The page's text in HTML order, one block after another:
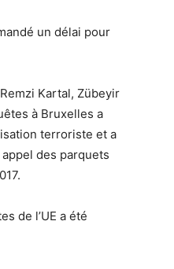
un délai pour
Kartal, Zübeyir
à Bruxelles a
terroriste et a
des parquets
de l’UE a été